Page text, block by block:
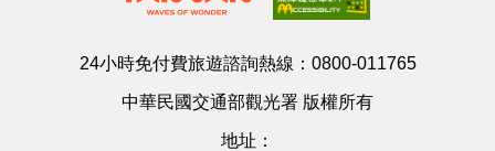
24小時免付費旅遊諮詢熱線： 0800-011765
中華民國交通部觀光署 版權所有
地址：